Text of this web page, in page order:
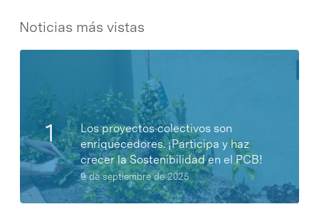
Noticias más vistas
Los proyectos colectivos son
enriquecedores. ¡Participa y haz
crecer la Sostenibilidad en el PCB!
9 de septiembre de 2025